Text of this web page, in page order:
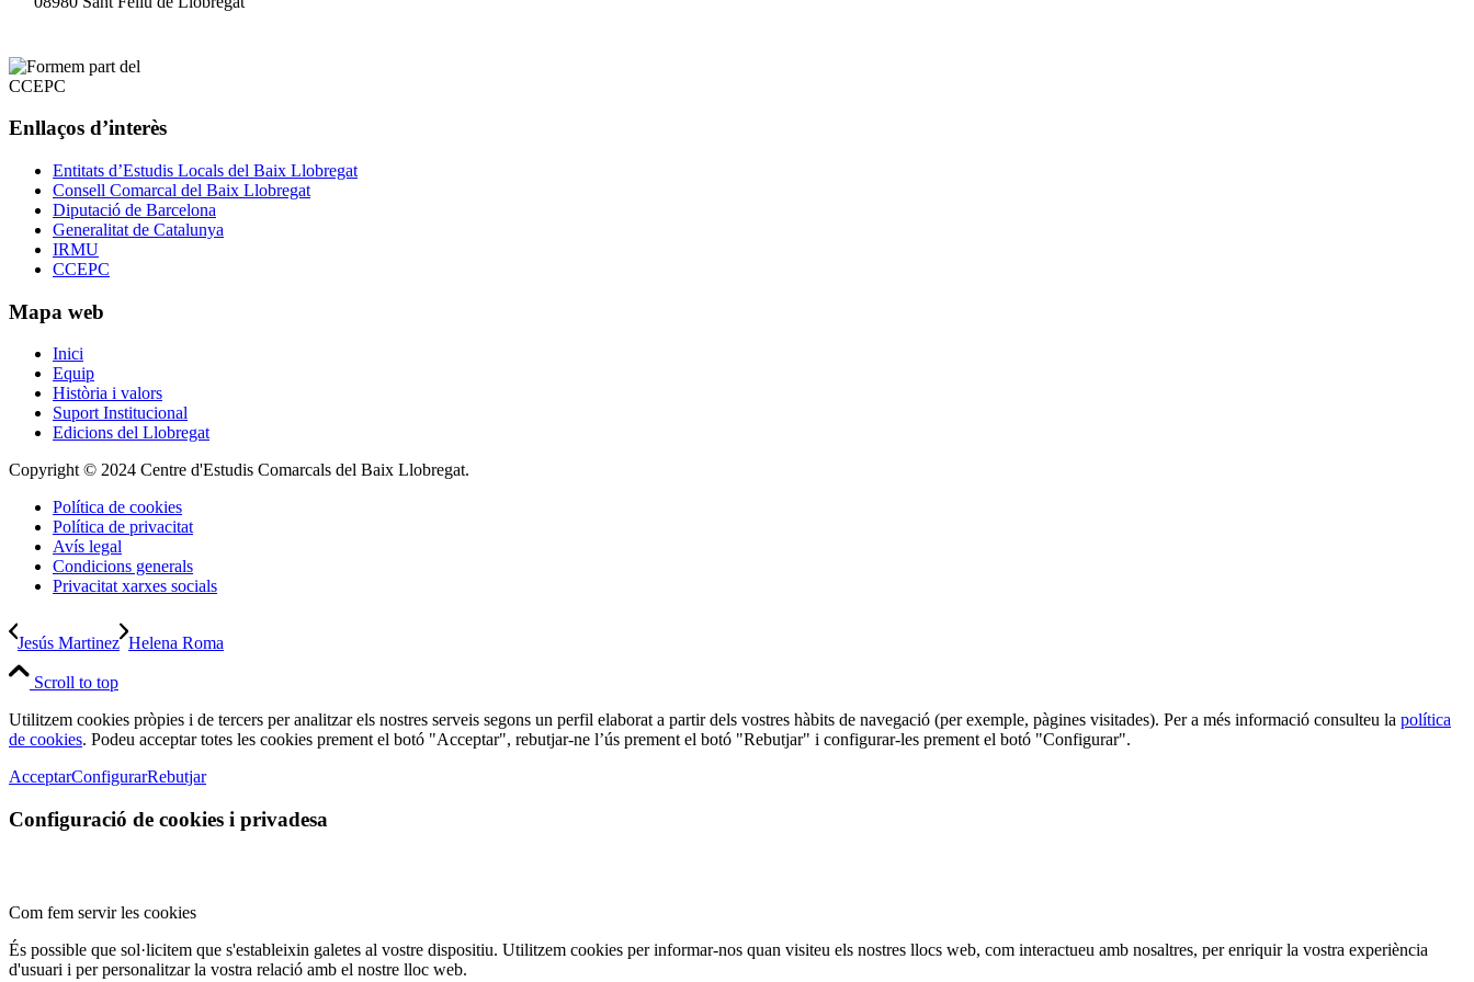
Enllaços d’interès
Entitats d’Estudis Locals del Baix Llobregat
Consell Comarcal del Baix Llobregat
Diputació de Barcelona
Generalitat de Catalunya
IRMU
CCEPC
Mapa web
Inici
Equip
Història i valors
Suport Institucional
Edicions del Llobregat
Copyright © 2024 Centre d'Estudis Comarcals del Baix Llobregat.
Política de cookies
Política de privacitat
Avís legal
Condicions generals
Privacitat xarxes socials
Jesús Martinez Helena Roma
Scroll to top
Utilitzem cookies pròpies i de tercers per analitzar els nostres serveis segons un perfil elaborat a partir dels vostres hàbits de navegació (per exemple, pàgines visitades). Per a més informació consulteu la política
de cookies. Podeu acceptar totes les cookies prement el botó "Acceptar", rebutjar-ne l’ús prement el botó "Rebutjar" i configurar-les prement el botó "Configurar".
AcceptarConfigurarRebutjar
Configuració de cookies i privadesa
Com fem servir les cookies
És possible que sol·licitem que s'estableixin galetes al vostre dispositiu. Utilitzem cookies per informar-nos quan visiteu els nostres llocs web, com interactueu amb nosaltres, per enriquir la vostra experiència
d'usuari i per personalitzar la vostra relació amb el nostre lloc web.